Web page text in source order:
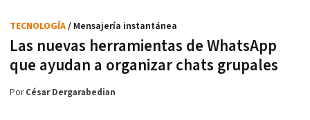
Las nuevas herramientas de WhatsApp
que ayudan a organizar chats grupales
TECNOLOGÍA/ Mensajería instantánea
PorCésar Dergarabedian